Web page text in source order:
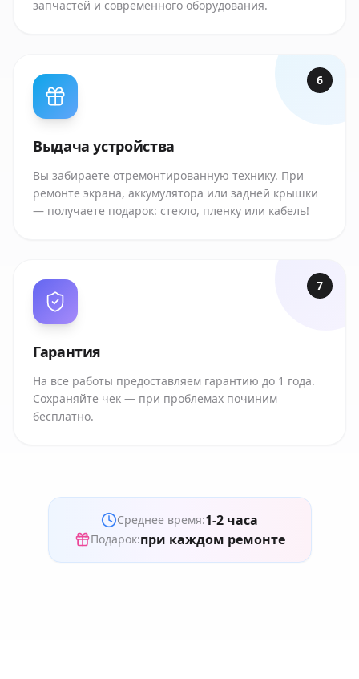
запчастей и современного оборудования.
6
Выдача устройства
Вы забираете отремонтированную технику. При
ремонте экрана, аккумулятора или задней крышки
— получаете подарок: стекло, пленку или кабель!
7
Гарантия
На все работы предоставляем гарантию до 1 года.
Сохраняйте чек — при проблемах починим
бесплатно.
Среднее время:1-2 часа
Подарок:при каждом ремонте